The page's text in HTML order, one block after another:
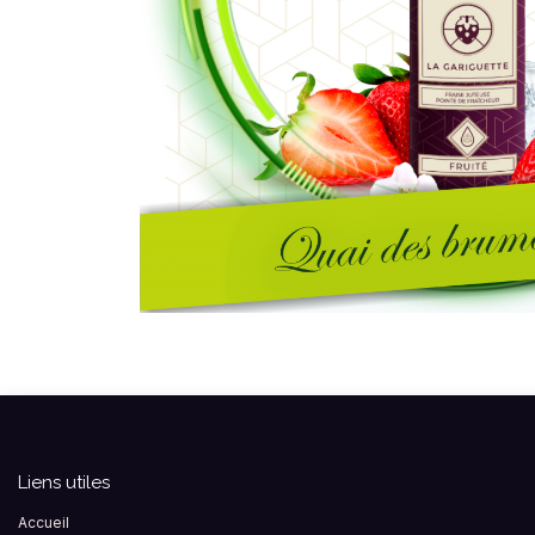
Liens utiles
Accueil